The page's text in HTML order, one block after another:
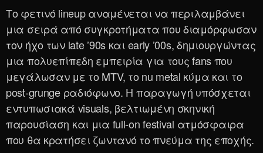
Το φετινό lineup αναμένεται να περιλαμβάνει
μια σειρά από συγκροτήματα που διαμόρφωσαν
τον ήχο των late ’90s και early ’00s, δημιουργώντας
μια πολυεπίπεδη εμπειρία για τους fans που
μεγάλωσαν με το MTV, το nu metal κύμα και το
post-grunge ραδιόφωνο. Η παραγωγή υπόσχεται
εντυπωσιακά visuals, βελτιωμένη σκηνική
παρουσίαση και μια full-on festival ατμόσφαιρα
που θα κρατήσει ζωντανό το πνεύμα της εποχής.